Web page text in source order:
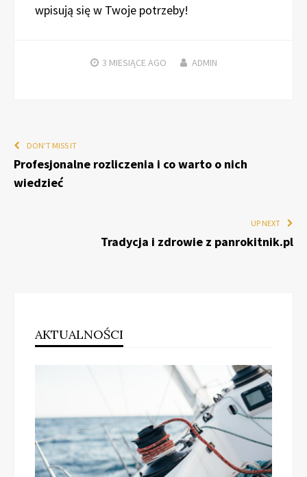
wpisują się w Twoje potrzeby!
3 MIESIĄCE AGO ADMIN
DON'T MISS IT
Profesjonalne rozliczenia i co warto o nich
wiedzieć
UP NEXT
Tradycja i zdrowie z panrokitnik.pl
AKTUALNOŚCI